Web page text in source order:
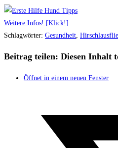
Weitere Infos! [Klick!]
Schlagwörter: Gesundheit,
Beitrag teilen: Diesen Inhalt
Öffnet in einem neuen Fenster